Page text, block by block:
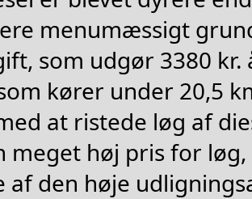
menumæssigt
som udgør 3380
kører under 20,5
at ristede løg af
meget høj pris for
af den høje